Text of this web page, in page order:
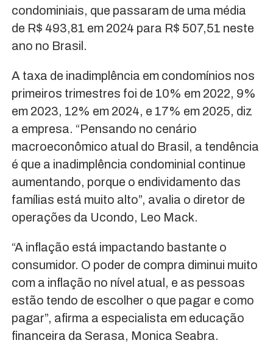
condominiais, que passaram de uma média
de R$ 493,81 em 2024 para R$ 507,51 neste
ano no Brasil.
A taxa de inadimplência em condomínios nos
primeiros trimestres foi de 10% em 2022, 9%
em 2023, 12% em 2024, e 17% em 2025, diz
a empresa. “Pensando no cenário
macroeconômico atual do Brasil, a tendência
é que a inadimplência condominial continue
aumentando, porque o endividamento das
famílias está muito alto”, avalia o diretor de
operações da Ucondo, Leo Mack.
“A inflação está impactando bastante o
consumidor. O poder de compra diminui muito
com a inflação no nível atual, e as pessoas
estão tendo de escolher o que pagar e como
pagar”, afirma a especialista em educação
financeira da Serasa, Monica Seabra.